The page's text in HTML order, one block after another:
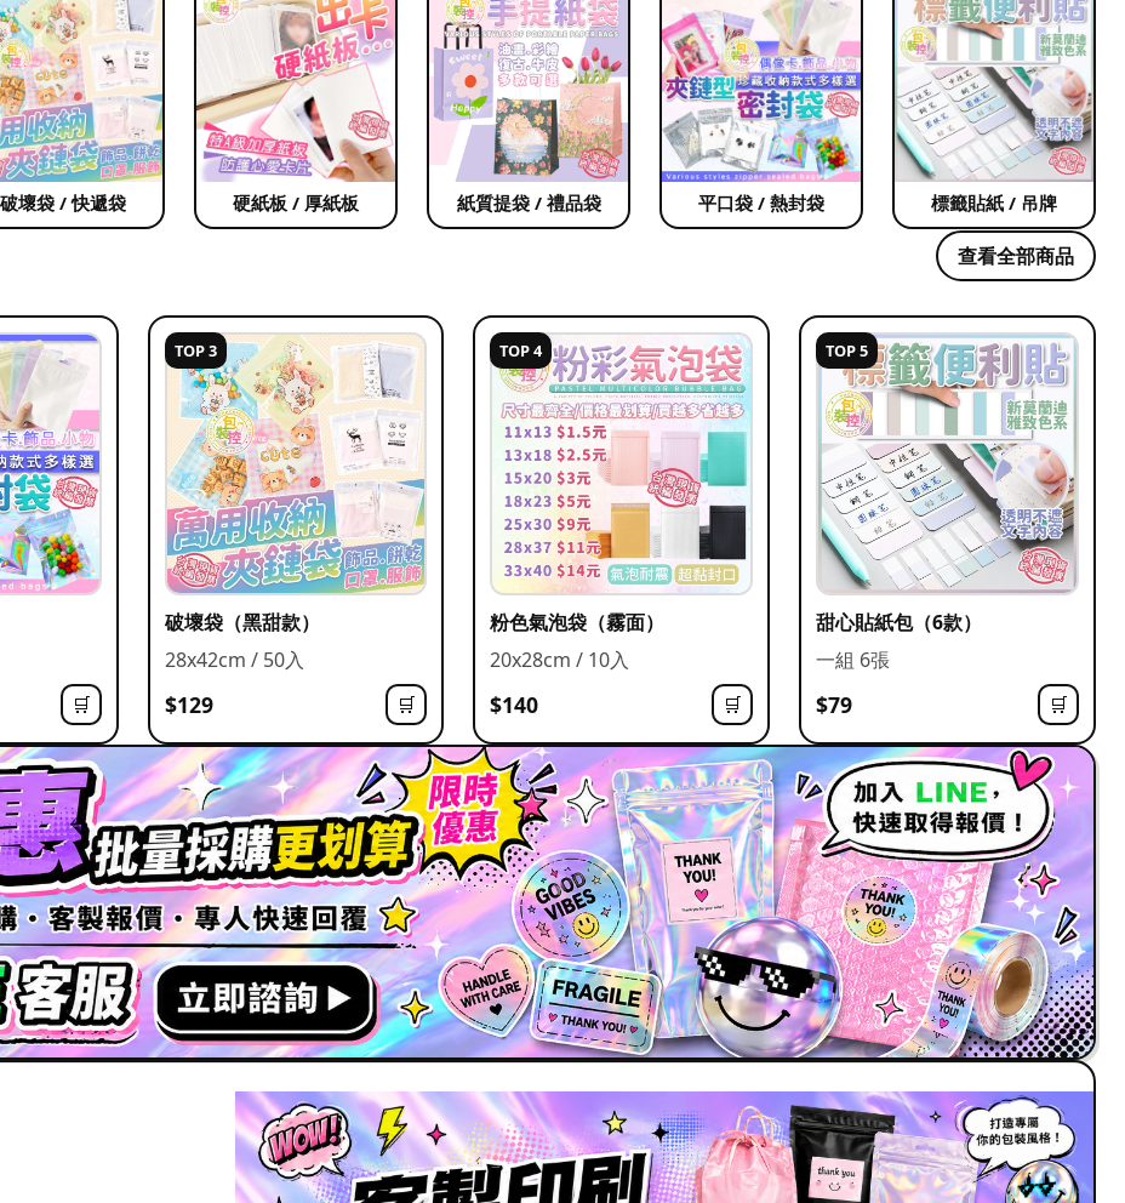
破壞袋 / 快遞袋 硬紙板 / 厚紙板 紙質提袋 / 禮品袋 平口袋 / 熱封袋 標籤貼紙 / 吊牌
查看全部商品
🛒
TOP 3
破壞袋（黑甜款）
28x42cm / 50入
$129 🛒
TOP 4
粉色氣泡袋（霧面）
20x28cm / 10入
$140 🛒
TOP 5
甜心貼紙包（6款）
一組 6張
$79 🛒